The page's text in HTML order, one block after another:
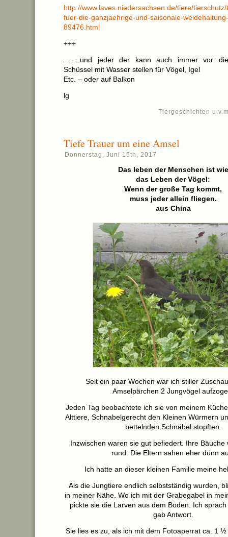
http://www.laves.niedersachsen.de/tiere/
fuer-die-ganzjaehrige-und-saisonale-
89476.html
+++
…….und jeder der kann auch immer vor
Schüssel mit Wasser stellen für Vögel, Igel
Etc. – oder auf Balkon
lg
Tiergeschichten
Tiefe Trauer um eine Amsel
Donnerstag, Juni 15th, 2017
Das leben der Menschen ist wie
das Leben der Vögel:
Wenn der große Tag kommt,
muss jeder allein fliegen.
aus China
Seit ein paar Wochen war ich stiller
Amselpärchen 2 Jungvögel
Jeden Tag beobachtete ich sie von meinem
Alttiere, Schnabelgerecht den Kleinen Würmern
bettelnden Schnäbel stopften.
Inzwischen waren sie gut befiedert. Ihre Bäuche
rund. Die Eltern sahen eher dünn
Ich hatte an dieser kleinen Familie meine
Als die Jungtiere endlich selbstständig wurden,
in meiner Nähe. Wo ich mit der Grabegabel in
pickte sie die Larven aus dem Boden. Ich
gab Antwort.
Sie lies es zu, als ich mit dem Fotoaperrat ca. 1